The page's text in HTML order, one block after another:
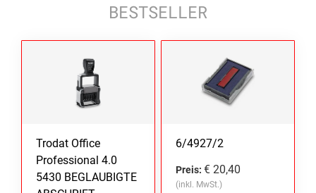
BESTSELLER
Trodat Office
Professional 4.0
5430 BEGLAUBIGTE
6/4927/2
Preis: € 20,40
(inkl. MwSt.)